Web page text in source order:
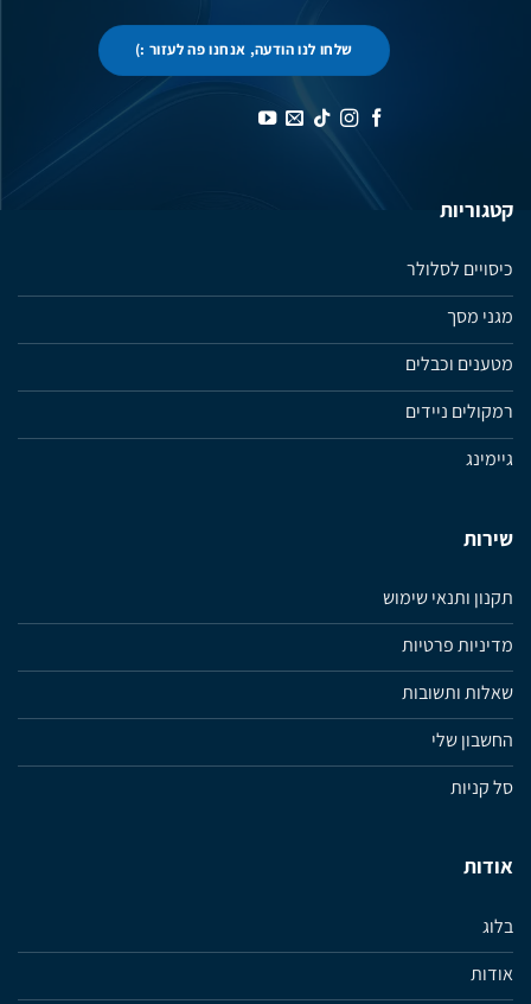
שלחו לנו הודעה, אנחנו פה לעזור :)
קטגוריות
כיסויים לסלולר
מגני מסך
מטענים וכבלים
רמקולים ניידים
גיימינג
שירות
תקנון ותנאי שימוש
מדיניות פרטיות
שאלות ותשובות
החשבון שלי
סל קניות
אודות
בלוג
אודות